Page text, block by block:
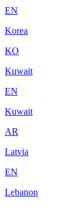
EN
Korea
KO
Kuwait
EN
Kuwait
AR
Latvia
EN
Lebanon